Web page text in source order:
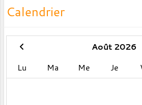
Calendrier
Août 2026
Lu
Ma Me Je